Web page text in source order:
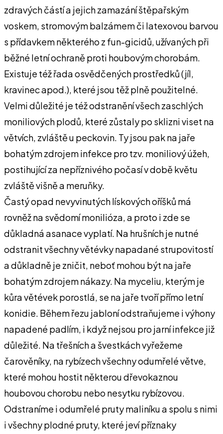
zdravých částí a jejich zamazání štěpařským
voskem, stromovým balzámem či latexovou barvou
s přídavkem některého z fun-gicidů, užívaných při
běžné letní ochraně proti houbovým chorobám.
Existuje též řada osvědčených prostředků (jíl,
kravinec apod.), které jsou těž plně použitelné.
Velmi důležité je též odstranění všech zaschlých
moniliových plodů, které zůstaly po sklizni viset na
větvích, zvláště u peckovin. Ty jsou pak na jaře
bohatým zdrojem infekce pro tzv. moniliový úžeh,
postihující za nepříznivého počasí v době květu
zvláště višně a meruňky.
Častý opad nevyvinutých lískových oříšků má
rovněž na svědomí monilióza, a proto i zde se
důkladná asanace vyplatí. Na hrušních je nutné
odstranit všechny větévky napadané strupovitostí
a důkladně je zničit, neboť mohou být na jaře
bohatým zdrojem nákazy. Na myceliu, kterým je
kůra větévek porostlá, se na jaře tvoří přímo letní
konidie. Během řezu jabloní odstraňujeme i výhony
napadené padlím, i když nejsou pro jarní infekce již
důležité. Na třešních a švestkách vyřežeme
čarověníky, na rybízech všechny odumřelé větve,
které mohou hostit některou dřevokaznou
houbovou chorobu nebo nesytku rybízovou.
Odstraníme i odumřelé pruty maliníku a spolu s nimi
i všechny plodné pruty, které jeví příznaky